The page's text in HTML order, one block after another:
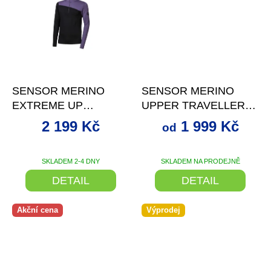
SENSOR MERINO
EXTREME UP
PÁNSKÁ MIKINA
DL.RUKÁV ZIP
PURPLESKLADEM 2-4 DNY
2 199 Kč
DETAIL
SENSOR MERINO
UPPER TRAVELLER
PÁNSKÁ MIKINA S
KAPUCÍ ŠEDÁ
SKLADEM NA PRODEJNĚ
od 1 999 Kč
DETAIL
Akční cena Výprodej